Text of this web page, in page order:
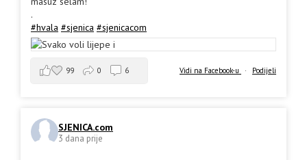
.
#hvala #sjenica #sjenicacom
Vidi na Facebook-u · Podijeli
99 0 6
SJENICA.com
3 dana prije